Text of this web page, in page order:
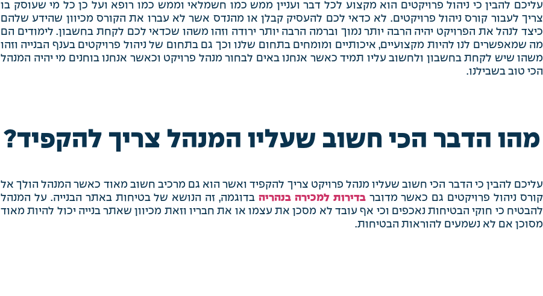
עליכם להבין כי ניהול פרויקטים הוא מקצוע לכל דבר ועניין ממש כמו חשמלאי וממש כמו רופא ועל כן כל מי שעוסק בו
צריך לעבור קורס ניהול פרויקטים. לא כדאי לכם להעסיק קבלן או מהנדס אשר לא עברו את הקורס מכיוון שהידע שלהם
כיצד לנהל את הפרויקט יהיה הרבה יותר נמוך וברמה הרבה יותר ירודה וזהו משהו שכדאי לכם לקחת בחשבון. לימודים הם
מה שמאפשרים לנו להיות מקצועיים, איכותיים ומומחים בתחום שלנו וכך גם בתחום של ניהול פרויקטים בענף הבנייה וזהו
משהו שיש לקחת בחשבון ולחשוב עליו תמיד כאשר אנחנו באים לבחור מנהל פרויקט וכאשר אנחנו בוחנים מי יהיה המנהל
הכי טוב בשבילנו.
מהו הדבר הכי חשוב שעליו המנהל צריך להקפיד?
עליכם להבין כי הדבר הכי חשוב שעליו מנהל פרויקט צריך להקפיד ואשר הוא גם מרכיב חשוב מאוד כאשר המנהל הולך אל
קורס ניהול פרויקטים גם כאשר מדוברבדירות למכירה בנהריה בדוגמה, זה הנושא של בטיחות באתר הבנייה. על המנהל
להבטיח כי חוקי הבטיחות נאכפים וכי אף עובד לא מסכן את עצמו או את חבריו וזאת מכיוון שאתר בנייה יכול להיות מאוד
מסוכן אם לא נשמעים להוראות הבטיחות.